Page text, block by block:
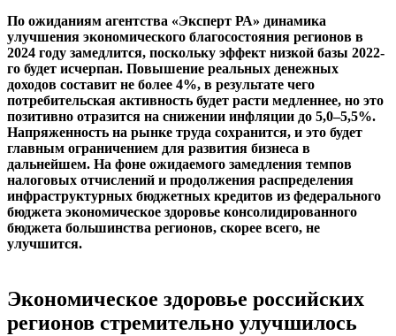
По ожиданиям агентства «Эксперт РА» динамика
улучшения экономического благосостояния регионов в
2024 году замедлится, поскольку эффект низкой базы 2022-
го будет исчерпан. Повышение реальных денежных
доходов составит не более 4%, в результате чего
потребительская активность будет расти медленнее, но это
позитивно отразится на снижении инфляции до 5,0–5,5%.
Напряженность на рынке труда сохранится, и это будет
главным ограничением для развития бизнеса в
дальнейшем. На фоне ожидаемого замедления темпов
налоговых отчислений и продолжения распределения
инфраструктурных бюджетных кредитов из федерального
бюджета экономическое здоровье консолидированного
бюджета большинства регионов, скорее всего, не
улучшится.
Экономическое здоровье российских
регионов стремительно улучшилось